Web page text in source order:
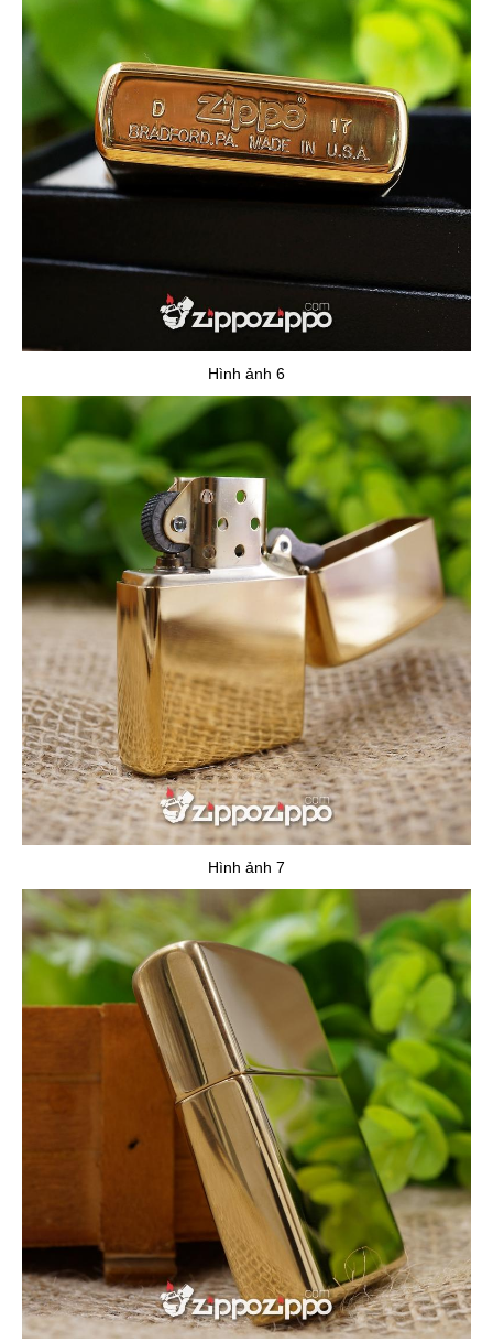
Hình ảnh 6
Hình ảnh 7